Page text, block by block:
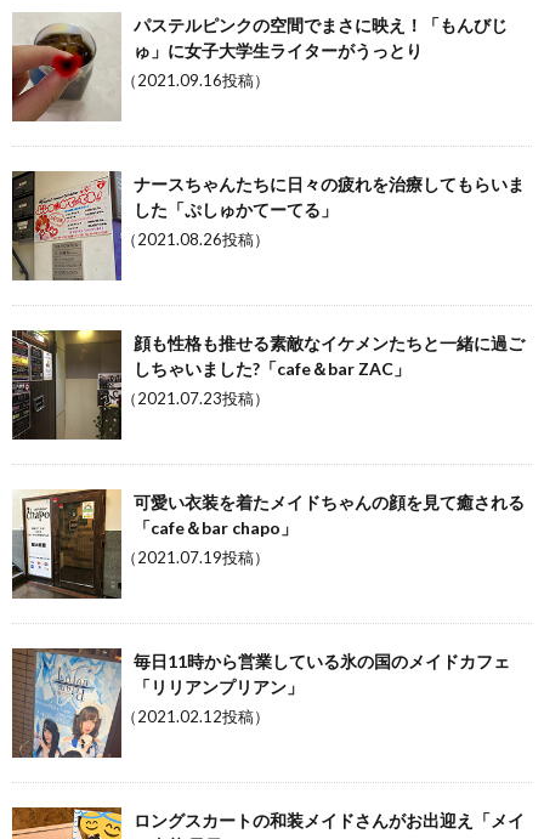
パステルピンクの空間でまさに映え！「もんびじ
ゅ」に女子大学生ライターがうっとり
（2021.09.16投稿）
ナースちゃんたちに日々の疲れを治療してもらいま
した「ぷしゅかてーてる」
（2021.08.26投稿）
顔も性格も推せる素敵なイケメンたちと一緒に過ご
しちゃいました?「cafe＆bar ZAC」
（2021.07.23投稿）
可愛い衣装を着たメイドちゃんの顔を見て癒される
「cafe＆bar chapo」
（2021.07.19投稿）
毎日11時から営業している氷の国のメイドカフェ
「リリアンプリアン」
（2021.02.12投稿）
ロングスカートの和装メイドさんがお出迎え「メイ